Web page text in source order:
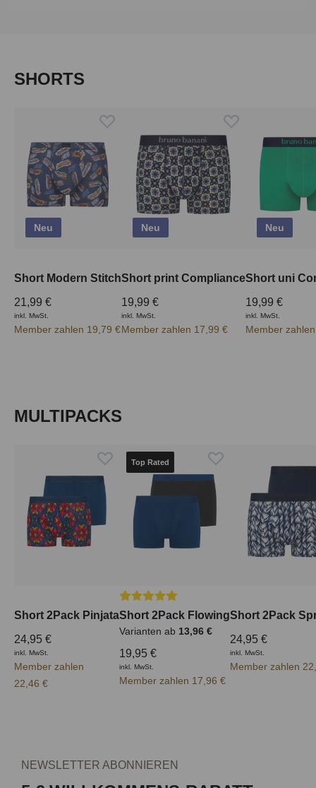
Produktgalerie überspringen
SHORTS
Neu
Short Modern Stitch
21,99 €
inkl. MwSt.
Member zahlen 19,79 €
Neu
Short print Compliance
19,99 €
inkl. MwSt.
Member zahlen 17,99 €
Neu
Short uni
19,99 €
inkl. MwSt.
Member
Produktgalerie überspringen
MULTIPACKS
Short 2Pack Pinjata
24,95 €
inkl. MwSt.
Member zahlen
22,46 €
Top Rated
Durchschnittliche Bewertung von 5
Short 2Pack Flowing
Varianten ab 13,96 €
19,95 €
inkl. MwSt.
Member zahlen 17,96 €
Short 2Pack
24,95 €
inkl. MwSt.
Member zahlen
NEWSLETTER ABONNIEREN